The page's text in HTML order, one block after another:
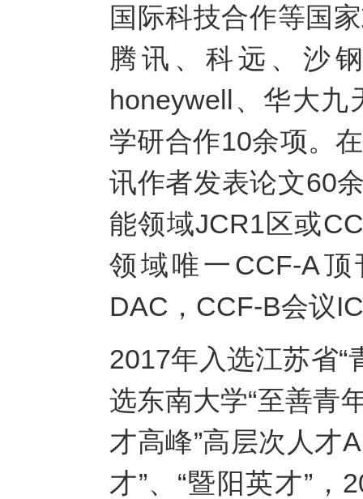
国际科技合作等国
腾讯、科远、沙
honeywell、华大
学研合作10余项。
讯作者发表论文60
能领域JCR1区或
领域唯一CCF-A顶
DAC，CCF-B会议
2017年入选江苏省“
选东南大学“至善青
才高峰”高层次人才
才”、“暨阳英才”